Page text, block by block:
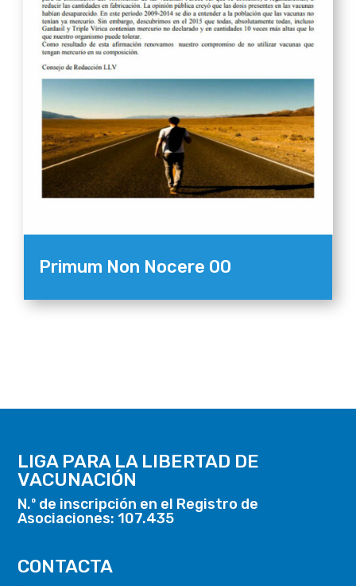
Primum Non Nocere 00
LIGA PARA LA LIBERTAD DE
VACUNACIÓN
N.º de inscripción en el Registro de
Asociaciones: 107.435
CONTACTA